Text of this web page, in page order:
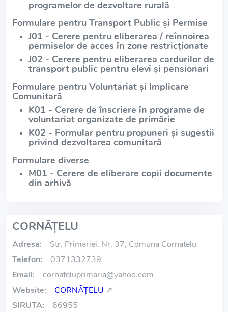
programelor de dezvoltare rurală
Formulare pentru Transport Public și Permise
J01 - Cerere pentru eliberarea / reînnoirea
permiselor de acces în zone restricționate
J02 - Cerere pentru eliberarea cardurilor de
transport public pentru elevi și pensionari
Formulare pentru Voluntariat și Implicare
Comunitară
K01 - Cerere de înscriere în programe de
voluntariat organizate de primărie
K02 - Formular pentru propuneri și sugestii
privind dezvoltarea comunitară
Formulare diverse
M01 - Cerere de eliberare copii documente
din arhivă
CORNĂŢELU
Adresa:
Str. Primariei, Nr. 37, Comuna Cornatelu
Telefon:
0371332739
Email:
cornateluprimaria@yahoo.com
Website:
CORNĂŢELU ↗
SIRUTA:
66955